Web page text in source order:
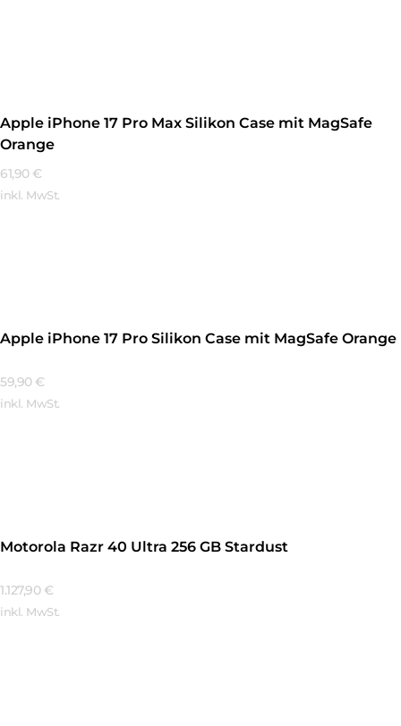
Apple iPhone 17 Pro Max Silikon Case mit MagSafe
Orange
61,90 €
inkl. MwSt.
Apple iPhone 17 Pro Silikon Case mit MagSafe Orange
59,90 €
inkl. MwSt.
Motorola Razr 40 Ultra 256 GB Stardust
1.127,90 €
inkl. MwSt.